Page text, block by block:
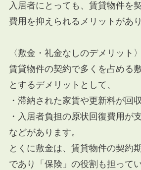
入居者にとっても、賃貸物件を
費用を抑えられるメリットがあり
〈敷金・礼金なしのデメリット〉
賃貸物件の契約で多くを占める
とするデメリットとして、
・滞納された家賃や更新料が回
・入居者負担の原状回復費用が
などがあります。
とくに敷金は、賃貸物件の契約
であり「保険」の役割も担ってい